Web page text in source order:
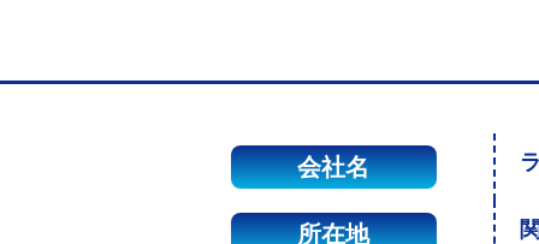
会社名
所在地